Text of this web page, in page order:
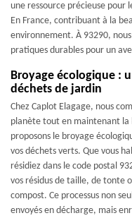
une ressource précieuse pour
En France, contribuant à la
environnement. À 93290,
pratiques durables pour un
Broyage écologique :
déchets de jardin
Chez Caplot Elagage, nous
planète tout en maintenant la
proposons le broyage
vos déchets verts. Que vous
résidiez dans le code postal
vos résidus de taille, de tonte
compost. Ce processus non
envoyés en décharge, mais